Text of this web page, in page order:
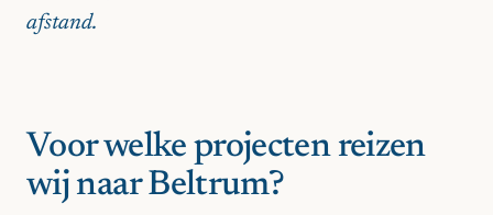
afstand.
Voor welke projecten reizen
wij naar Beltrum?